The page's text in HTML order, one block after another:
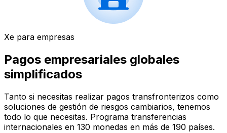
Xe para empresas
Pagos empresariales globales
simplificados
Tanto si necesitas realizar pagos transfronterizos como
soluciones de gestión de riesgos cambiarios, tenemos
todo lo que necesitas. Programa transferencias
internacionales en 130 monedas en más de 190 países.